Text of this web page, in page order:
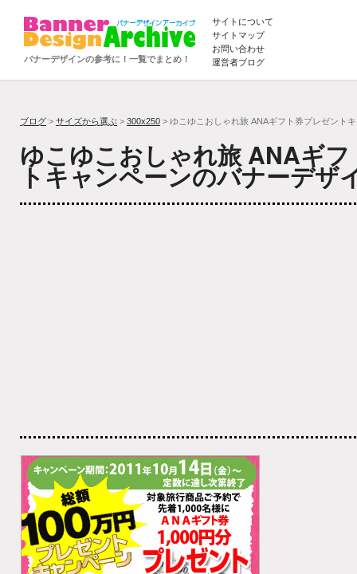
バナーデザインの参考に！一覧でまとめ！
サイトについて
サイトマップ
お問い合わせ
運営者ブログ
ブログ > サイズから選ぶ > 300x250 > ゆこゆこおしゃれ旅 ANAギフト券プレゼント
ゆこゆこおしゃれ旅 ANAギ
トキャンペーンのバナーデザ